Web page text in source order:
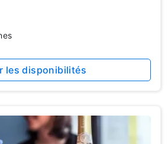
les disponibilités